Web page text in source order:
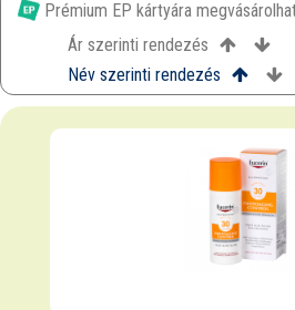
Prémium EP kártyára
Ár szerinti rendezés
Név szerinti rendezés